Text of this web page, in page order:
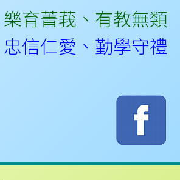
樂育菁莪 、 有教無類
忠信仁愛 、 勤學守禮